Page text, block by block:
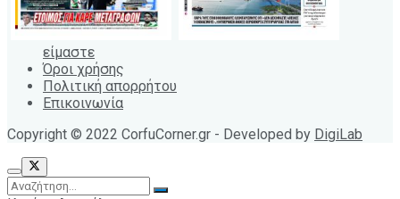
είμαστε
Όροι χρήσης
Πολιτική απορρήτου
Επικοινωνία
Copyright © 2022 CorfuCorner.gr - Developed by DigiLab